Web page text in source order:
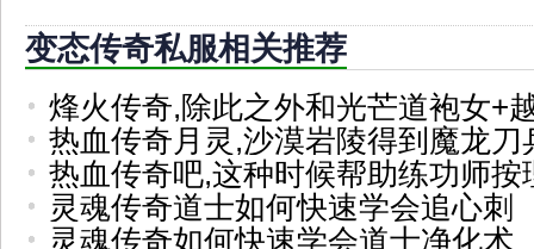
变态传奇私服相关推荐
烽火传奇,除此之外和光芒道袍女+
热血传奇月灵,沙漠岩陵得到魔龙刀
热血传奇吧,这种时候帮助练功师按
灵魂传奇道士如何快速学会追心刺
灵魂传奇如何快速学会道士净化术